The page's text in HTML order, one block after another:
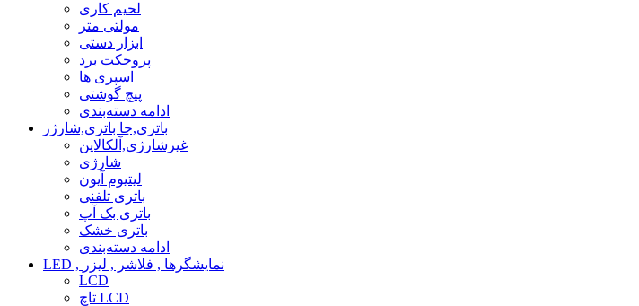
لحیم کاری
مولتی متر
ابزار دستی
پروجکت برد
اسپری ها
پیچ گوشتی
ادامه دسته‌بندی
باتری,جا باتری,شارژر
غیرشارژی,آلکالاین
شارژی
لیتیوم آیون
باتری تلفنی
باتری بک آپ
باتری خشک
ادامه دسته‌بندی
LED , نمایشگرها , فلاشر , لیزر
LCD
تاچ LCD